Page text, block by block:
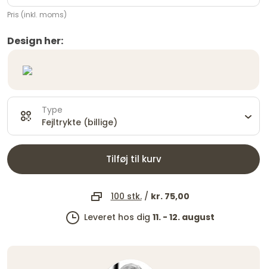
Pris (inkl. moms)
Design her:
Type
Fejltrykte (billige)
Tilføj til kurv
100 stk./ kr. 75,00
Leveret hos dig 11. - 12. august